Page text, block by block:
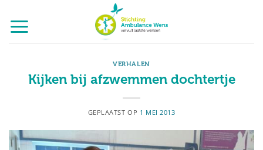
naar
inhoud
VERHALEN
Kijken bij afzwemmen dochtertje
GEPLAATST OP 1 MEI 2013